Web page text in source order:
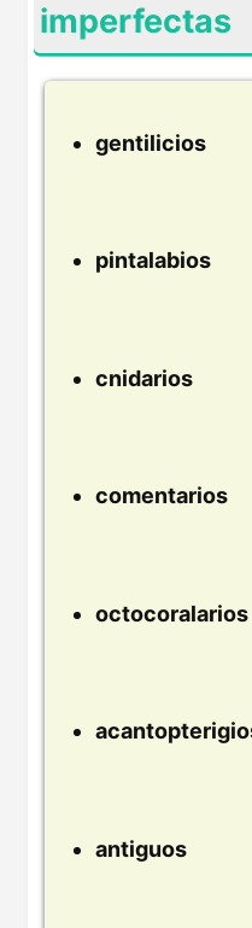
imperfectas
gentilicios
pintalabios
cnidarios
comentarios
octocoralarios
antiguos